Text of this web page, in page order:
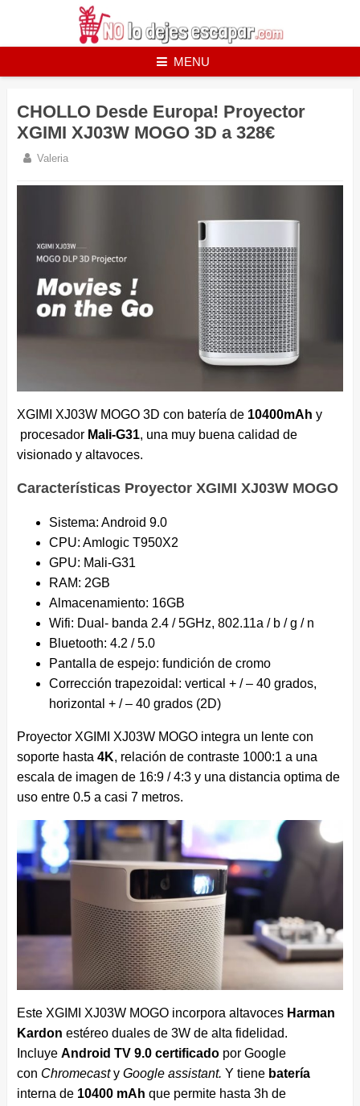
MENU
CHOLLO Desde Europa! Proyector
XGIMI XJ03W MOGO 3D a 328€
Valeria
XGIMI XJ03W MOGO 3D con batería de 10400mAh y
procesador Mali-G31, una muy buena calidad de
visionado y altavoces.
Características Proyector XGIMI XJ03W MOGO
Sistema: Android 9.0
CPU: Amlogic T950X2
GPU: Mali-G31
RAM: 2GB
Almacenamiento: 16GB
Wifi: Dual- banda 2.4 / 5GHz, 802.11a / b / g / n
Bluetooth: 4.2 / 5.0
Pantalla de espejo: fundición de cromo
Corrección trapezoidal: vertical + / – 40 grados,
horizontal + / – 40 grados (2D)
Proyector XGIMI XJ03W MOGO integra un lente con
soporte hasta 4K, relación de contraste 1000:1 a una
escala de imagen de 16:9 / 4:3 y una distancia optima de
uso entre 0.5 a casi 7 metros.
Este XGIMI XJ03W MOGO incorpora altavoces Harman
Kardon estéreo duales de 3W de alta fidelidad.
Incluye Android TV 9.0 certificadopor Google
con Chromecasty Google assistant. Y tiene batería
interna de 10400 mAh que permite hasta 3h de